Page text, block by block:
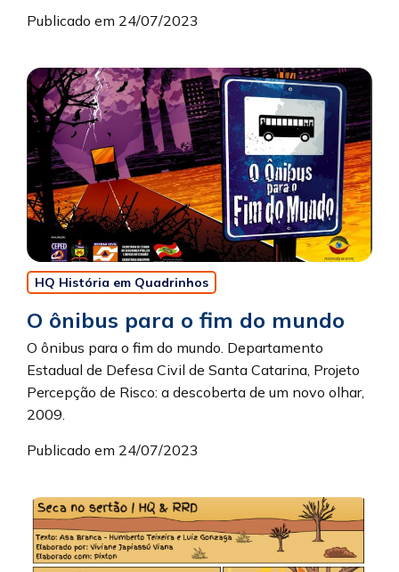
Publicado em 24/07/2023
HQ História em Quadrinhos
O ônibus para o fim do mundo
O ônibus para o fim do mundo. Departamento
Estadual de Defesa Civil de Santa Catarina, Projeto
Percepção de Risco: a descoberta de um novo olhar,
2009.
Publicado em 24/07/2023